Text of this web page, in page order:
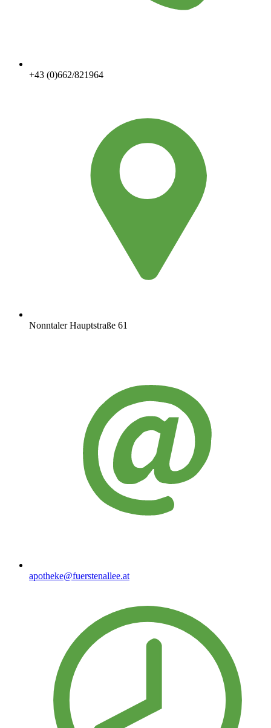
+43 (0)662/821964
Nonntaler Hauptstraße 61
apotheke@fuerstenallee.at